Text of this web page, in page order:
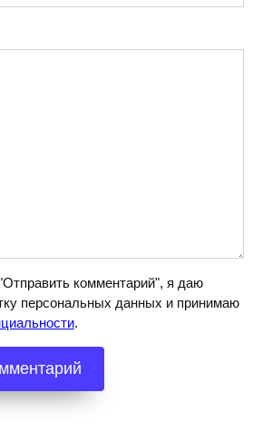
комментарий", я даю
персональных данных и принимаю
.